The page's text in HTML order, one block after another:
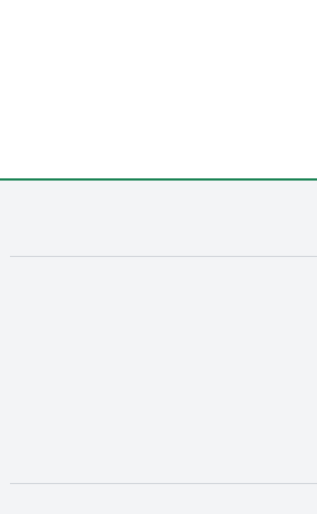
opens in
opens
opens in
opens in new
opens in